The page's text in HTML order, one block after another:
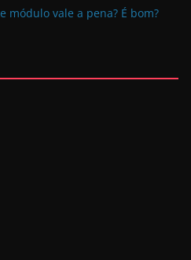
módulo vale a pena? É bom?